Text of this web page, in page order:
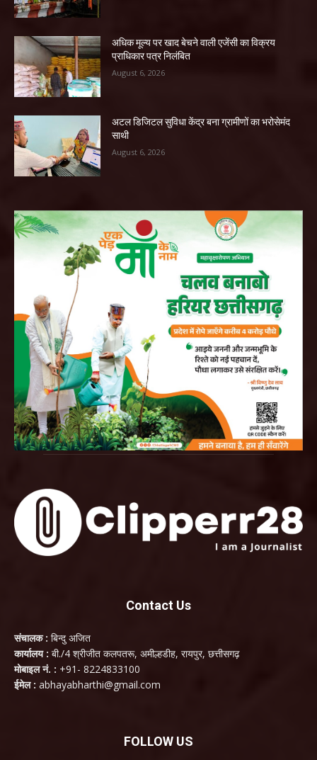
अधिक मूल्य पर खाद बेचने वाली एजेंसी का विक्रय
प्राधिकार पत्र निलंबित
August 6, 2026
अटल डिजिटल सुविधा केंद्र बना ग्रामीणों का भरोसेमंद
साथी
August 6, 2026
Contact Us
संचालक : बिन्दु अजित
कार्यालय : बी./4 श्रीजीत कलपतरू, अमील्हडीह, रायपुर, छत्तीसगढ़
मोबाइल नं. : +91- 8224833100
ईमेल : abhayabharthi@gmail.com
FOLLOW US